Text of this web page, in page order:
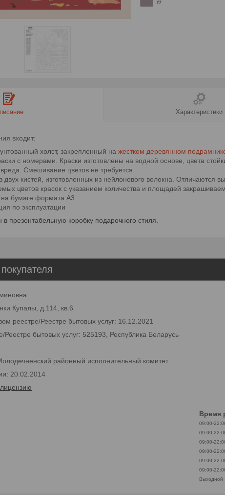
Характеристики
входит:
холст, закрепленный на жестком деревянном
с номерами. Краски изготовлены на водной основе, цвета
Смешивание цветов не требуется.
кистей, изготовленных из нейлонового волокна. Отличаются
цветов красок с указанием количества и площадей
бумаге формата А3
по эксплуатации
презентабельную коробку подарочного стиля.
Купалы, д.114, кв.6
реестре/Реестре бытовых услуг: 16.12.2021
Реестре бытовых услуг: 525193, Республика Беларусь
районный исполнительный комитет
20.02.2014
Время
09:00-
09:00-
09:00-
09:00-
09:00-
09:00-
Выходной